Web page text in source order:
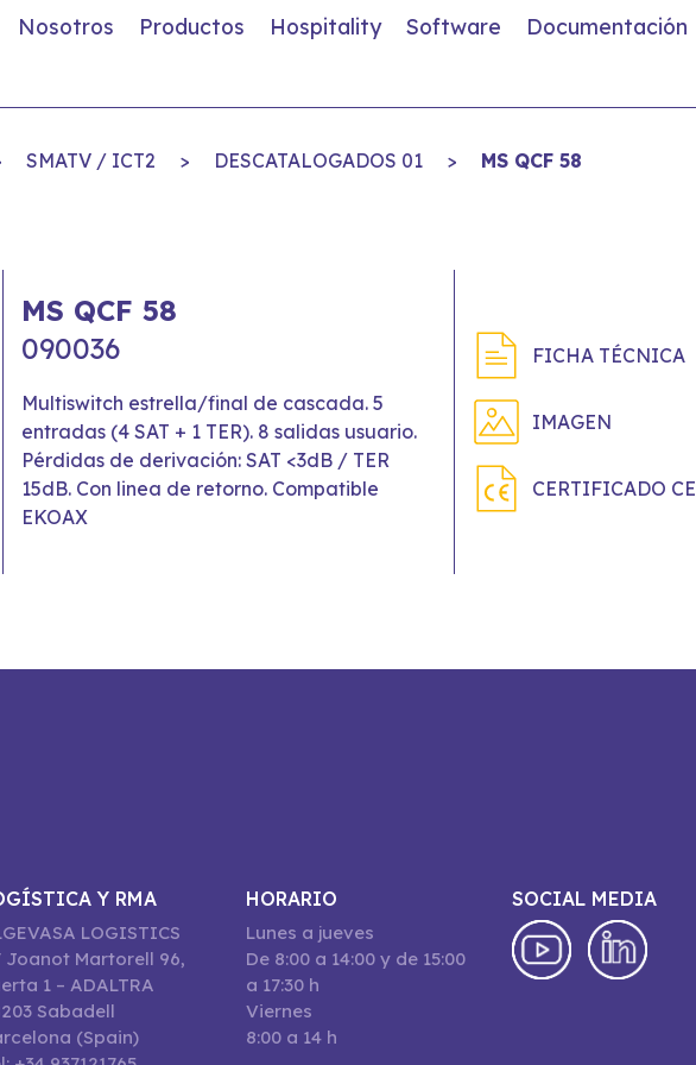
Nosotros Productos Hospitality Software Documentación
SMATV / ICT2 > DESCATALOGADOS 01 > MS QCF 58
MS QCF 58
090036
Multiswitch estrella/final de cascada. 5
entradas (4 SAT + 1 TER). 8 salidas usuario.
Pérdidas de derivación: SAT <3dB / TER
15dB. Con linea de retorno. Compatible
EKOAX
FICHA TÉCNICA
IMAGEN
CERTIFICADO CE
Y RMA
LOGISTICS
Joanot Martorell 96,
1 – ADALTRA
Sabadell
(Spain)
HORARIO
Lunes a jueves
De 8:00 a 14:00 y de 15:00
a 17:30 h
Viernes
8:00 a 14 h
SOCIAL MEDIA